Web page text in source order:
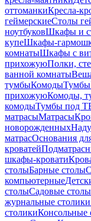
оттоманкиКресла-
геймерскиеСтолы
ноутбуковШкафы и
купеШкафы-
комнатыШкафы с
прихожуюПолки,
ванной комнаты
тумбыКомодыТумбы
прихожуюКомоды,
комодыТумбы под
матрасыМатрасы
новорожденных
матрасОснования
кроватей
шкафы-кровати
столыБарные столы
компьютерные
столыСадовые столы
журнальные
столикиКонсольные